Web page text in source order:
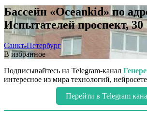
Бассейн «Oceankid» по
Испытателей проспект, 30
Санкт-Петербург
В избранное
Подписывайтесь на Telegram-канал
интересное из мира технологий,
Перейти в Telegram